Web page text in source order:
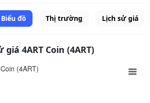
Biểu đồ Thị trường Lịch sử giá
4ART Coin (4ART)
(4ART)